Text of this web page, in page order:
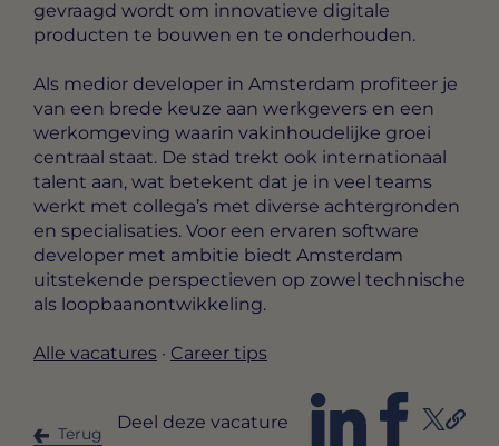
gevraagd wordt om innovatieve digitale
producten te bouwen en te onderhouden.
Als medior developer in Amsterdam profiteer je
van een brede keuze aan werkgevers en een
werkomgeving waarin vakinhoudelijke groei
centraal staat. De stad trekt ook internationaal
talent aan, wat betekent dat je in veel teams
werkt met collega’s met diverse achtergronden
en specialisaties. Voor een ervaren software
developer met ambitie biedt Amsterdam
uitstekende perspectieven op zowel technische
als loopbaanontwikkeling.
Alle vacatures · Career tips
Terug
Deel deze vacature